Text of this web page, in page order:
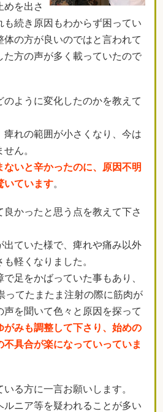
めを出さ
も続き原因もわからず困ってい
体の方が良いのではと言われて
た方の声が多く載っていたので
ように変化したのかを教えて
痺れの範囲が小さくなり、今は
ん。
いと辛かったのに、原因不明
いています。
かったと思う点を教えて下さ
出ていた様で、痺れや痛み以外
軽くなりました。
足をかばっていた事もあり、
ってたまたま注射の際に筋肉が
声を聞いて色々と原因を探って
がみも調整して下さり、始めの
具合が楽になっていっていま
る方に一言お願いします。
ルニア等を疑われることが多い